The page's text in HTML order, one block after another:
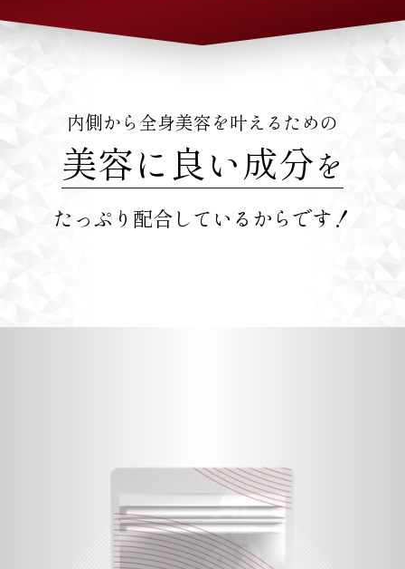
内側から全身美容を叶えるための
美容に良い成分を
たっぷり配合しているからです！